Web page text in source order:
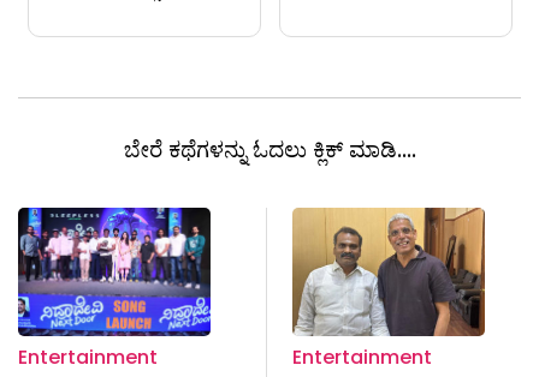
ಬೇರೆ ಕಥೆಗಳನ್ನು ಓದಲು ಕ್ಲಿಕ್ ಮಾಡಿ....
Entertainment
Entertainment